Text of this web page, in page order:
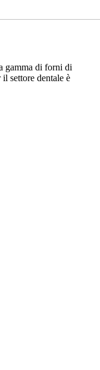
gamma di forni di
settore dentale è